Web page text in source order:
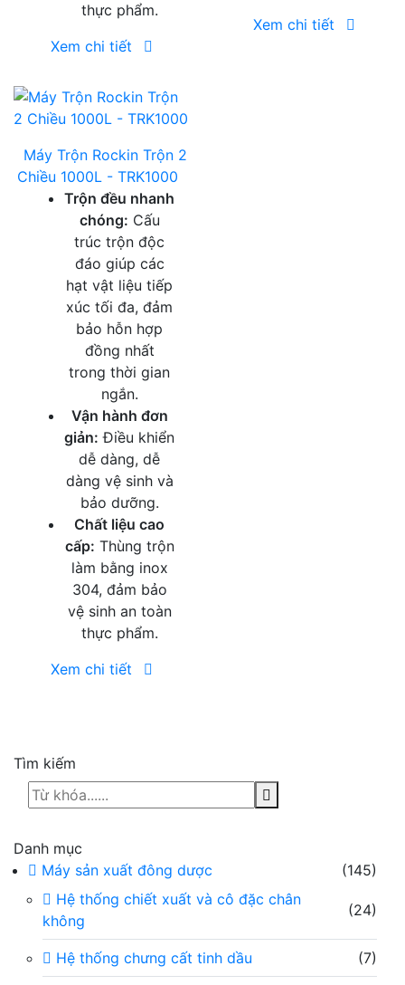
thực phẩm.
Xem chi tiết
Xem chi tiết
Máy Trộn Rockin Trộn 2
Chiều 1000L - TRK1000
Trộn đều nhanh
chóng: Cấu
trúc trộn độc
đáo giúp các
hạt vật liệu tiếp
xúc tối đa, đảm
bảo hỗn hợp
đồng nhất
trong thời gian
ngắn.
Vận hành đơn
giản: Điều khiển
dễ dàng, dễ
dàng vệ sinh và
bảo dưỡng.
Chất liệu cao
cấp: Thùng trộn
làm bằng inox
304, đảm bảo
vệ sinh an toàn
thực phẩm.
Xem chi tiết
Tìm kiếm
Danh mục
Máy sản xuất đông dược
(145)
Hệ thống chiết xuất và cô đặc chân
không
(24)
Hệ thống chưng cất tinh dầu (7)